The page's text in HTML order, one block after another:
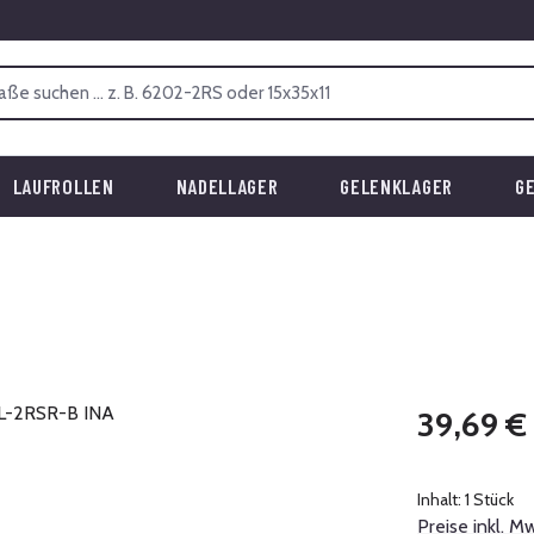
LAUFROLLEN NADELLAGER GELENKLAGER
Regulärer Preis:
39,69 €
Inhalt: 1 Stück
Preise inkl.